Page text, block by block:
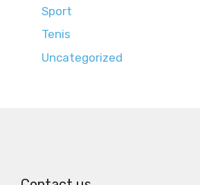
Sport
Tenis
Uncategorized